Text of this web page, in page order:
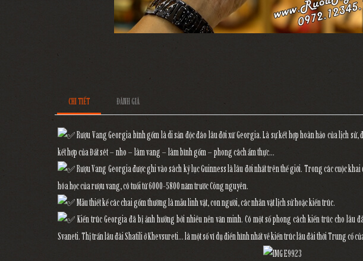
CHI TIẾT ĐÁNH GIÁ
Rượu Vang Georgia bình gốm là di sản độc đáo lâu đời xứ Georgia. Là sự kết hợp hoàn hảo của lịch
kết hợp của Đất sét – nho – làm vang – làm bình gốm – phong cách ẩm thực…
Rượu Vang Georgia được ghi vào sách kỷ lục Guinness là lâu đời nhất trên thế giới. Trong các cuộc
hóa học của rượu vang, có tuổi từ 6000-5800 năm trước Công nguyên.
Mẫu thiết kế các chai gốm thường là mẫu linh vật, con người, các nhân vật lịch sử hoặc kiến trúc.
Kiến trúc Georgia đã bị ảnh hưởng bởi nhiều nền văn minh. Có một số phong cách kiến trúc cho lâu
Svaneti. Thị trấn lâu đài Shatili ở Khevsureti… là một số ví dụ điển hình nhất về kiến trúc lâu đài thời Trung cổ